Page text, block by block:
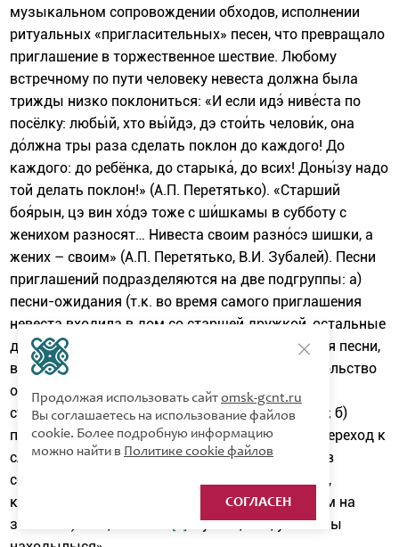
музыкальном сопровождении обходов, исполнении
ритуальных «пригласительных» песен, что превращало
приглашение в торжественное шествие. Любому
встречному по пути человеку невеста должна была
трижды низко поклониться: «И если идэ́ ниве́ста по
посёлку: любы́й, хто вы́йдэ, дэ стои́ть челови́к, она
до́лжна тры раза сделать поклон до каждого! До
каждого: до ребёнка, до старыка́, до всих! Доны́зу надо
той делать поклон!» (А.П. Перетятько). «Старший
боя́рын, цэ вин хо́дэ тоже с ши́шкамы в субботу с
женихом разносят… Нивеста своим разно́сэ шишки, а
жених – своим» (А.П. Перетятько, В.И. Зубалей). Песни
приглашений подразделяются на две подгруппы: а)
песни-ожидания (т.к. во время самого приглашения
невеста входила в дом со старшей дружкой, остальные
дружки оставались ждать за оградой, исполняя песни,
в тексте которых содержится шуточное недовольство
от долгого ожидания): «Ой, докы
[2]же мы тут
стоятымым», «Ой, забарна[3]та молода наша»; б)
песни, завершавшие обходы и оформлявшие переход к
следующему свадебному этапу – вэчеры́нам (в
содержании – с обращением к матери невесты,
которая должна была пригласить дружек в дом на
застолье): «Ой, матинко
й утко», «Ой, уже ж мы
Продолжая использовать сайтomsk-gcnt.ru
Вы соглашаетесь на использование файлов
cookie. Более подробную информацию
можно найти в Политике cookie файлов
СОГЛАСЕН